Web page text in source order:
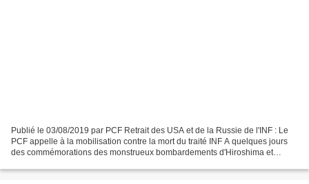
Publié le 03/08/2019 par PCF Retrait des USA et de la Russie de l'INF : Le
PCF appelle à la mobilisation contre la mort du traité INF A quelques jours
des commémorations des monstrueux bombardements d'Hiroshima et